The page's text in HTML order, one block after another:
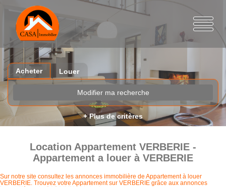
Acheter Louer
Modifier ma recherche
+ Plus de critères
Location Appartement VERBERIE -
Appartement a louer à VERBERIE
Sur notre site consultez les annonces immobilière de Appartement à louer
VERBERIE. Trouvez votre Appartement sur VERBERIE grâce aux annonces